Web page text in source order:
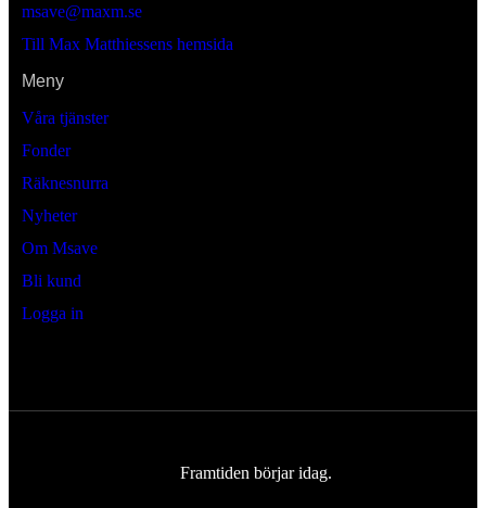
msave@maxm.se
Till Max Matthiessens hemsida
Meny
Våra tjänster
Fonder
Räknesnurra
Nyheter
Om Msave
Bli kund
Logga in
Framtiden börjar idag.